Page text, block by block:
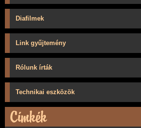
Diafilmek
Link gyűjtemény
Rólunk írták
Technikai eszközök